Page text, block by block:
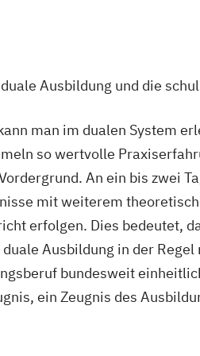
Ausbildung und die
man im dualen System
so wertvolle
An ein bis zwei
mit weiterem
erfolgen. Dies bedeutet,
Ausbildung in der
bundesweit
ein Zeugnis des